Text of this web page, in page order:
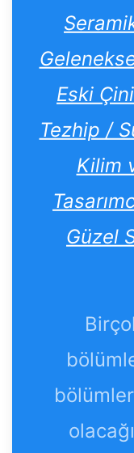
Eski
Tezhip /
Kilim
Güzel